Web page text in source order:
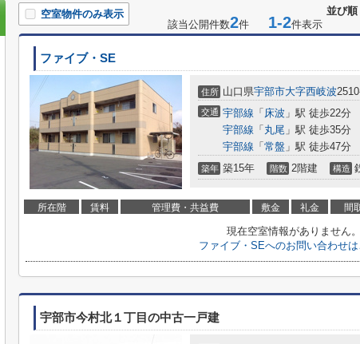
並び順
空室物件のみ表示
該当公開件数2件 1-2件表示
ファイブ・SE
住所 山口県宇部市大字西岐波
交通 宇部線 「 床波 」駅 徒歩22分
宇部線 「 丸尾 」駅 徒歩35分
宇部線 「 常盤 」駅 徒歩47分
築年 築15年 階数 2階建 構造
所在階 賃料 管理費・共益費 敷金 礼金 間
現在空室情報がありません。
ファイブ・SEへのお問い合わせは
宇部市今村北１丁目の中古一戸建